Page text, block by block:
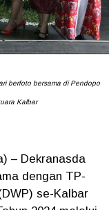
berfoto bersama di Pendopo
Kalbar
– Dekranasda
dengan TP-
se-Kalbar